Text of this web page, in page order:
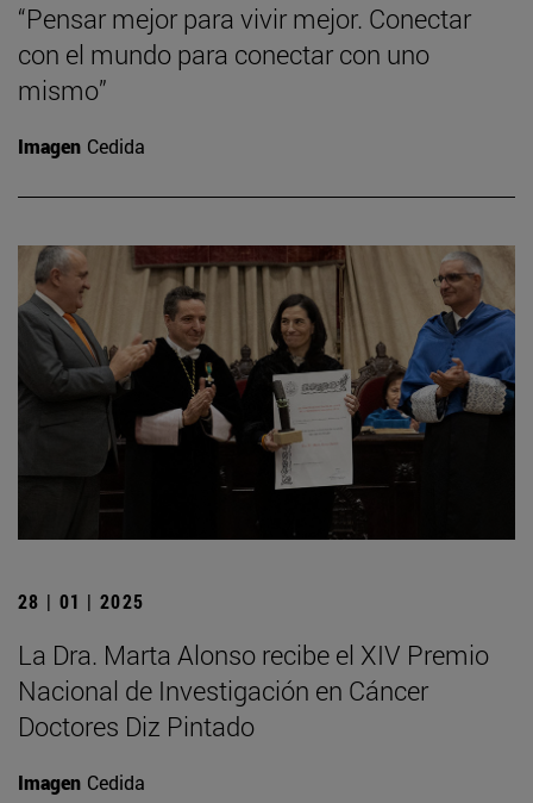
“Pensar mejor para vivir mejor. Conectar
con el mundo para conectar con uno
mismo”
Imagen Cedida
28 | 01 | 2025
La Dra. Marta Alonso recibe el XIV Premio
Nacional de Investigación en Cáncer
Doctores Diz Pintado
Imagen Cedida